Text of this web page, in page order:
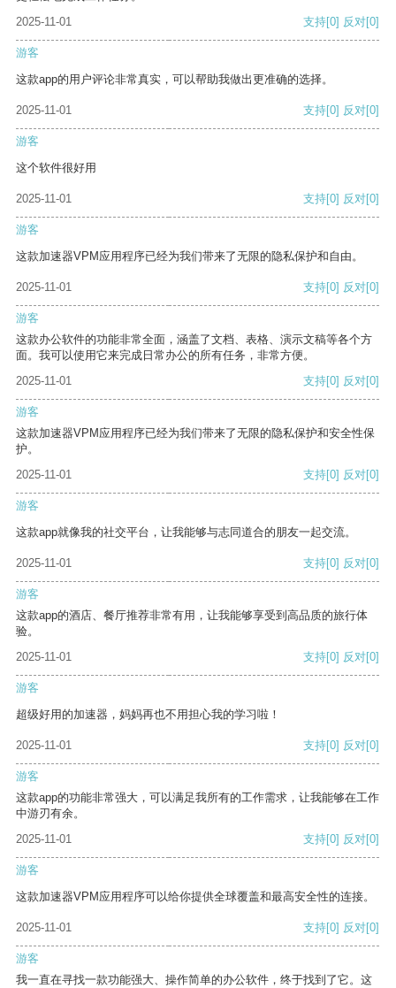
2025-11-01
支持[0] 反对[0]
游客
这款app的用户评论非常真实，可以帮助我做出更准确的选择。
2025-11-01 支持[0] 反对[0]
游客
这个软件很好用
2025-11-01 支持[0] 反对[0]
游客
这款加速器VPM应用程序已经为我们带来了无限的隐私保护和自由。
2025-11-01 支持[0] 反对[0]
游客
这款办公软件的功能非常全面，涵盖了文档、表格、演示文稿等各个方
面。我可以使用它来完成日常办公的所有任务，非常方便。
2025-11-01
支持[0] 反对[0]
游客
这款加速器VPM应用程序已经为我们带来了无限的隐私保护和安全性保
护。
2025-11-01
支持[0] 反对[0]
游客
这款app就像我的社交平台，让我能够与志同道合的朋友一起交流。
2025-11-01 支持[0] 反对[0]
游客
这款app的酒店、餐厅推荐非常有用，让我能够享受到高品质的旅行体
验。
2025-11-01
支持[0] 反对[0]
游客
超级好用的加速器，妈妈再也不用担心我的学习啦！
2025-11-01 支持[0] 反对[0]
游客
这款app的功能非常强大，可以满足我所有的工作需求，让我能够在工作
中游刃有余。
2025-11-01
支持[0] 反对[0]
游客
这款加速器VPM应用程序可以给你提供全球覆盖和最高安全性的连接。
2025-11-01 支持[0] 反对[0]
游客
我一直在寻找一款功能强大、操作简单的办公软件，终于找到了它。这